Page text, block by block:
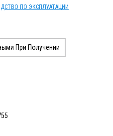
ПО ЭКСПЛУАТАЦИИ
При Получении